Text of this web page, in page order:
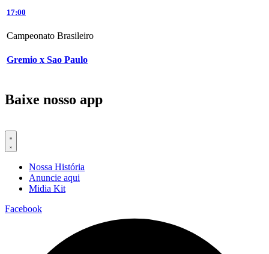
17:00
Campeonato Brasileiro
Gremio x Sao Paulo
Baixe nosso app
Nossa História
Anuncie aqui
Midia Kit
Facebook